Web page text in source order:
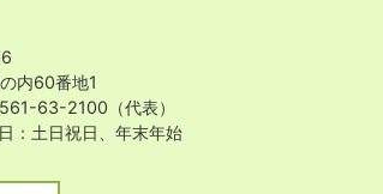
内60番地1
63-2100（代表）
：土日祝日、年末年始